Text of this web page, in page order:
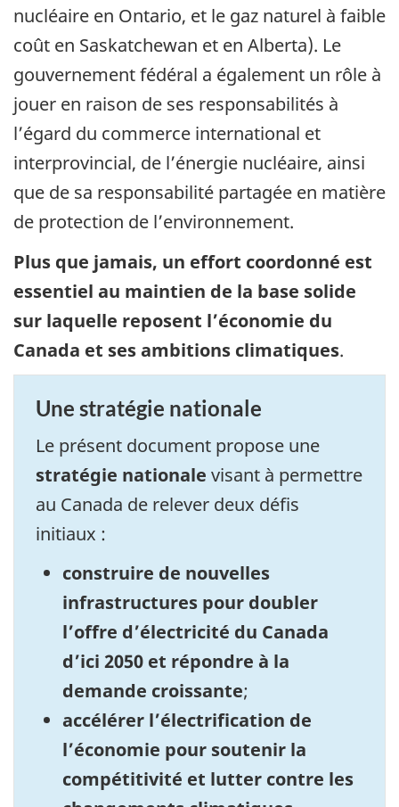
nucléaire en Ontario, et le gaz naturel à faible
coût en Saskatchewan et en Alberta). Le
gouvernement fédéral a également un rôle à
jouer en raison de ses responsabilités à
l’égard du commerce international et
interprovincial, de l’énergie nucléaire, ainsi
que de sa responsabilité partagée en matière
de protection de l’environnement.
Plus que jamais, un effort coordonné est
essentiel au maintien de la base solide
sur laquelle reposent l’économie du
Canada et ses ambitions climatiques.
Une stratégie nationale
Le présent document propose une
stratégie nationale visant à permettre
au Canada de relever deux défis
initiaux :
construire de nouvelles
infrastructures pour doubler
l’offre d’électricité du Canada
d’ici 2050 et répondre à la
demande croissante;
accélérer l’électrification de
l’économie pour soutenir la
compétitivité et lutter contre les